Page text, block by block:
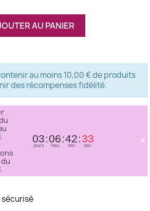
AU PANIER
au moins 10,00 € de produits
des récompenses fidélité.
03
jours
06
heu
42
min
32
sec ×
sécurisé